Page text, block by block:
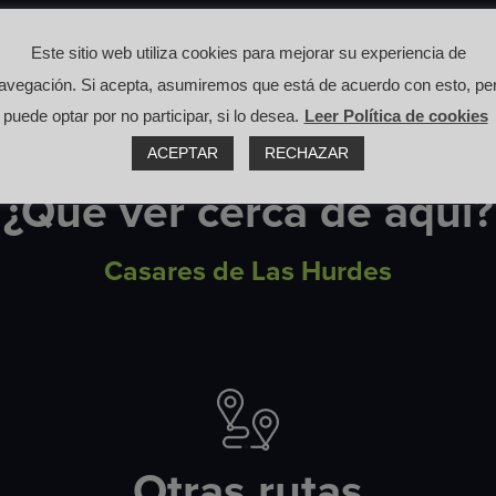
¿Qué ver cerca de aquí?
Casares de Las Hurdes
Este sitio web utiliza cookies para mejorar su experiencia de
Si acepta, asumiremos que está de acuerdo con esto,
puede optar por no participar, si lo desea. Leer Política de cookies
ACEPTAR RECHAZAR